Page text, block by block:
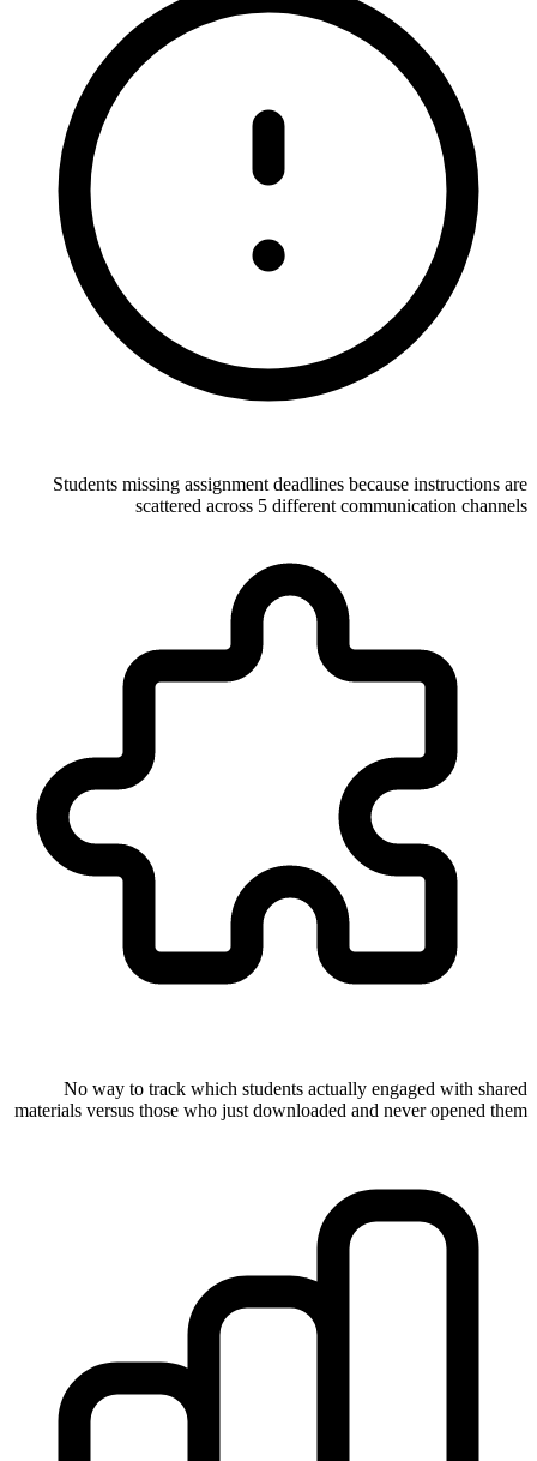
Students missing assignment deadlines because instructions are
scattered across 5 different communication channels
No way to track which students actually engaged with shared
materials versus those who just downloaded and never opened them